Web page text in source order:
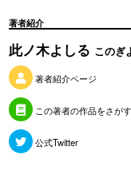
著者紹介
此ノ木よしる このぎ
著者紹介ページ
この著者の作品をさがす
公式Twitter